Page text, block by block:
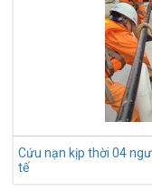
Cứu nạn kịp thời 04
tế